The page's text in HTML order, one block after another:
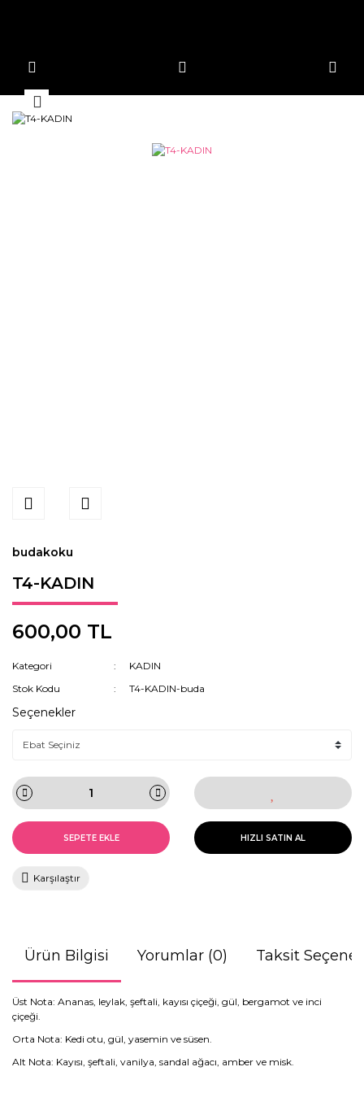
budakoku
T4-KADIN
600,00 TL
Kategori
KADIN
Stok Kodu
T4-KADIN-buda
Seçenekler
SEPETE EKLE HIZLI SATIN AL
Karşılaştır
Ürün Bilgisi Yorumlar (0) Taksit
Üst Nota: Ananas, leylak, şeftali, kayısı çiçeği, gül, bergamot ve inci
çiçeği.
Orta Nota: Kedi otu, gül, yasemin ve süsen.
Alt Nota: Kayısı, şeftali, vanilya, sandal ağacı, amber ve misk.